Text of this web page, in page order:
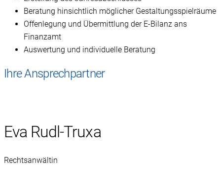
Beratung hinsichtlich möglicher Gestaltungsspielräume
Offenlegung und Übermittlung der E-Bilanz ans
Finanzamt
Auswertung und individuelle Beratung
Ihre Ansprechpartner
Eva Rudl-Truxa
Rechtsanwältin